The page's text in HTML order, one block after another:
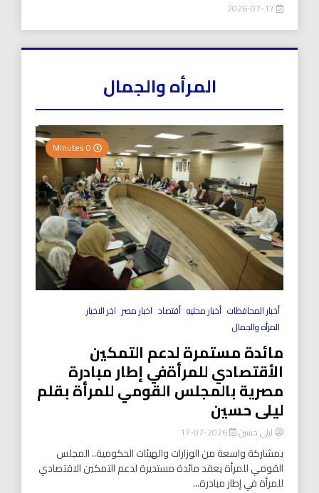
المرأه والجمال
أخبار المحافظات أخبار محليه أقتصاد اخبار مصر اخر الاخبار
المرأه والجمال
مائدة مستمرة لدعم التمكين
الأقتصادي للمرأةفي إطار مبادرة
مصرية بالمجلس القومي للمرأة بقلم
ليلى حسين
ليلى حسين 2026-07-17
بمشاركة واسعة من الوزارات والهيئات الحكومية.. المجلس
القومي للمرأة يعقد مائدة مستديرة لدعم التمكين الاقتصادي
للمرأة في إطار مبادرة...